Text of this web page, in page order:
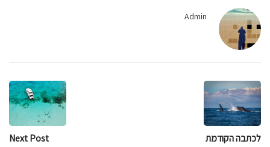
Admin
לכתבה הקודמת Next Post